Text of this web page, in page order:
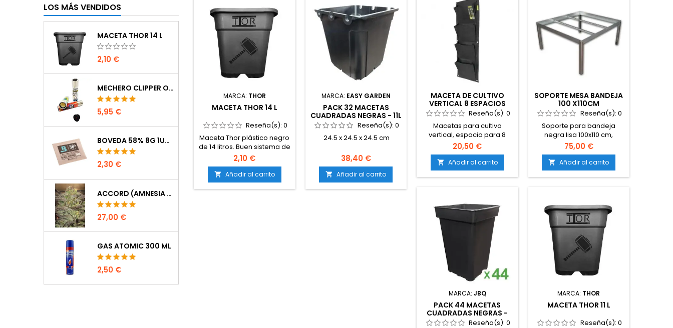
LOS MÁS VENDIDOS
MACETA THOR 14 L
2,10 €
MECHERO CLIPPER OCULTACIÓN
5,95 €
BOVEDA 58% 8G 1UDS
2,30 €
ACCORD (AMNESIA CORDOBESA)
27,00 €
GAS ATOMIC 300 ML
2,50 €
MARCA: THOR
MACETA THOR 14 L
Reseña(s):0
Maceta Thor plástico negro
de 14 litros. Buen sistema de
drenaje y aireación a nivel.
Dimensiones: - Superficie
del borde: 28x28cm. -
Superficie inferior: 20x20cm.
- Altura: 29 cm
2,10 €
 Añadir al carrito
MARCA: EASY GARDEN
PACK 32 MACETAS
CUADRADAS NEGRAS - 11L
Reseña(s): 0
24.5 x 24.5 x 24.5 cm
38,40 €
 Añadir al carrito
MACETA DE CULTIVO
VERTICAL 8 ESPACIOS
Reseña(s):0
Macetas para cultivo
vertical, espacio para 8
macetas. Fabricado en tela
especial.
20,50 €
 Añadir al carrito
SOPORTE MESA BANDEJA
100 X110CM
Reseña(s): 0
Soporte para bandeja
negra lisa 100x110 cm,
soporta las bandejas de
cultivo sobre las que se
sitúan las macetas o slabs.
75,00 €
 Añadir al carrito
MARCA: JBQ
PACK 44 MACETAS
CUADRADAS NEGRAS -
5.5 LT. JBQReseña(s):0
MARCA: THOR
MACETA THOR 11 L
Reseña(s): 0